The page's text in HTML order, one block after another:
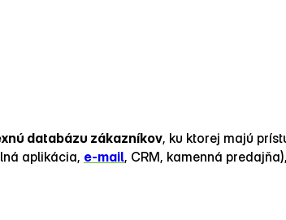
databázu zákazníkov, ku ktorej majú
aplikácia, e‑mail, CRM, kamenná